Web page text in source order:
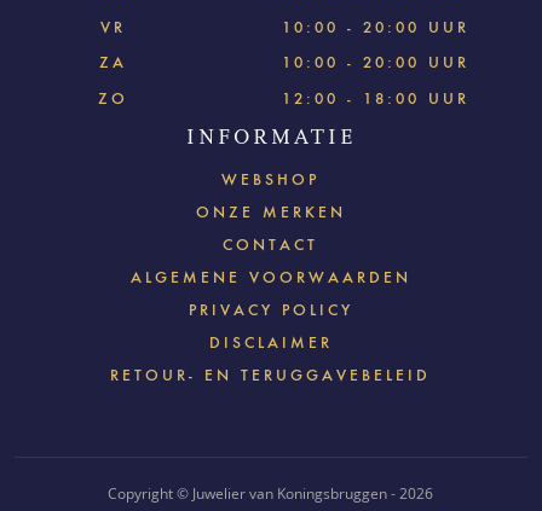
VR
10:00 - 20:00 UUR
ZA
10:00 - 20:00 UUR
ZO
12:00 - 18:00 UUR
INFORMATIE
WEBSHOP
ONZE MERKEN
CONTACT
ALGEMENE VOORWAARDEN
PRIVACY POLICY
DISCLAIMER
RETOUR- EN TERUGGAVEBELEID
Copyright © Juwelier van Koningsbruggen - 2026